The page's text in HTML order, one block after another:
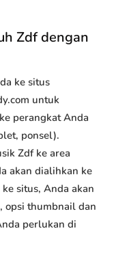
Zdf dengan
ke situs
untuk
perangkat Anda
ponsel).
Zdf ke area
akan dialihkan ke
situs, Anda akan
opsi thumbnail dan
perlukan di